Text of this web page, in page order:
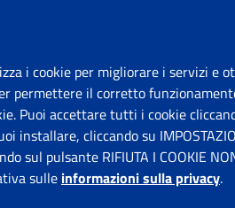
i cookie per migliorare i servizi e
permettere il corretto
Puoi accettare tutti i cookie
installare, cliccando su
sul pulsante RIFIUTA I COOKIE
sulle informazioni sulla privacy.